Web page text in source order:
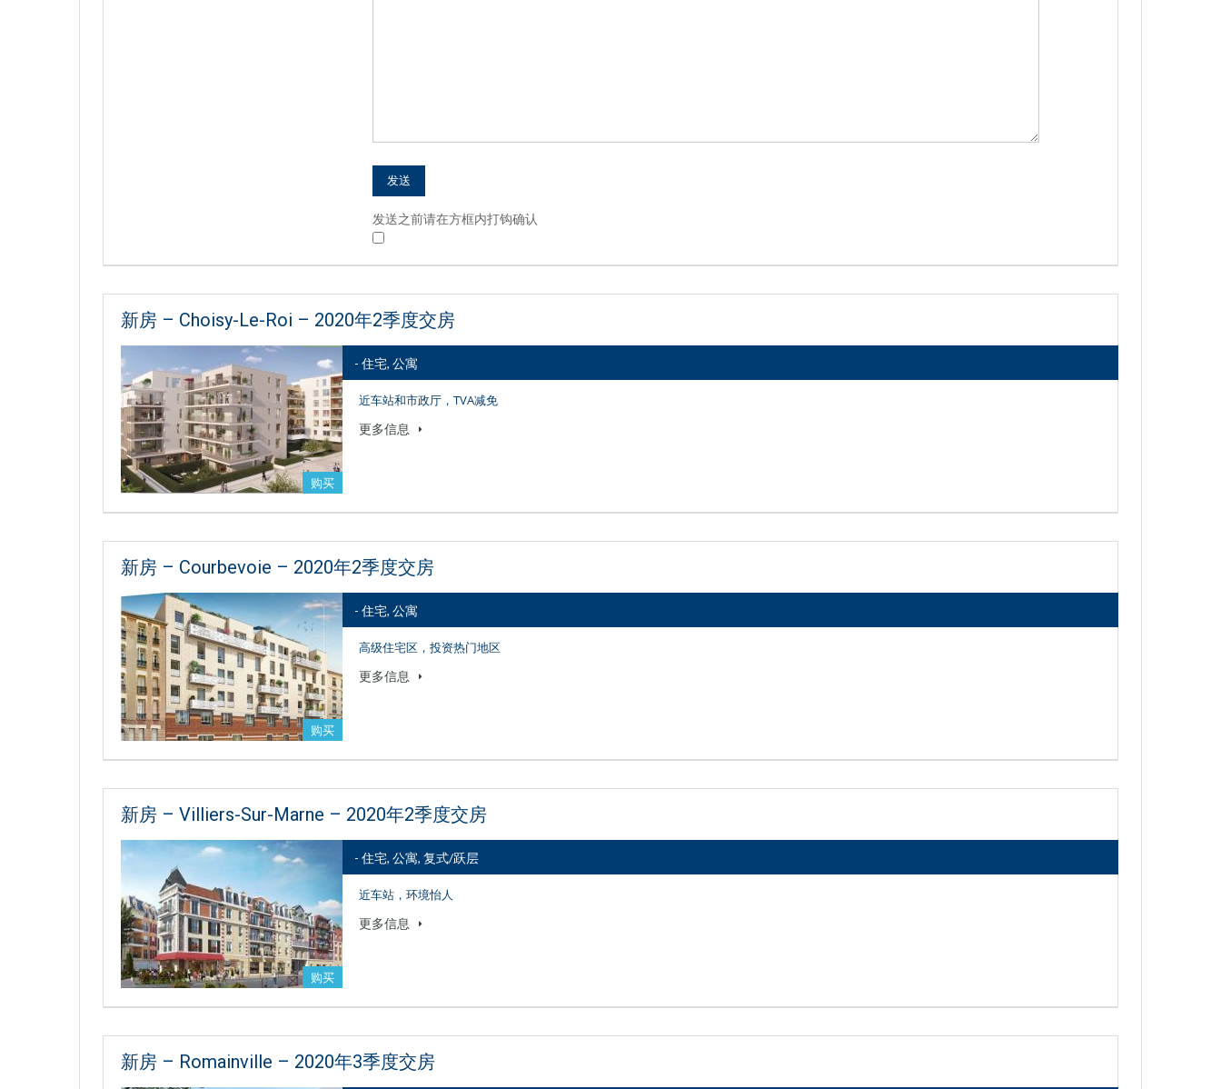
发送之前请在方框内打钩确认
新房 – Choisy-Le-Roi – 2020年2季度交房
购买
- 住宅, 公寓
近车站和市政厅，TVA减免
更多信息
新房 – Courbevoie – 2020年2季度交房
购买
- 住宅, 公寓
高级住宅区，投资热门地区
更多信息
新房 – Villiers-Sur-Marne – 2020年2季度交房
购买
- 住宅, 公寓, 复式/跃层
近车站，环境怡人
更多信息
新房 – Romainville – 2020年3季度交房